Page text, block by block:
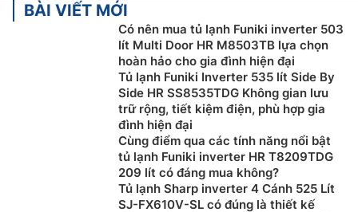
BÀI VIẾT MỚI
Có nên mua tủ lạnh Funiki inverter 503
lít Multi Door HR M8503TB lựa chọn
hoàn hảo cho gia đình hiện đại
Tủ lạnh Funiki Inverter 535 lít Side By
Side HR SS8535TDG Không gian lưu
trữ rộng, tiết kiệm điện, phù hợp gia
đình hiện đại
Cùng điểm qua các tính năng nổi bật
tủ lạnh Funiki inverter HR T8209TDG
209 lít có đáng mua không?
Tủ lạnh Sharp inverter 4 Cánh 525 Lít
SJ-FX610V-SL có đúng là thiết kế